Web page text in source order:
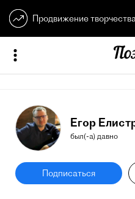
Продвижение
Егор
был(-а) давно
Подписаться